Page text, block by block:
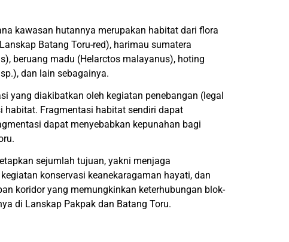
kawasan hutannya merupakan habitat dari flora
Batang Toru-red), harimau sumatera
beruang madu (Helarctos malayanus), hoting
dan lain sebagainya.
yang diakibatkan oleh kegiatan penebangan (legal
habitat. Fragmentasi habitat sendiri dapat
dapat menyebabkan kepunahan bagi
sejumlah tujuan, yakni menjaga
konservasi keanekaragaman hayati, dan
koridor yang memungkinkan keterhubungan blok-
di Lanskap Pakpak dan Batang Toru.